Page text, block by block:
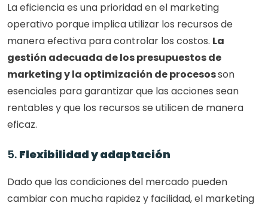
La eficiencia es una prioridad en el marketing
operativo porque implica utilizar los recursos de
manera efectiva para controlar los costos. La
gestión adecuada de los presupuestos de
marketing y la optimización de procesos son
esenciales para garantizar que las acciones sean
rentables y que los recursos se utilicen de manera
eficaz.
5. Flexibilidad y adaptación
Dado que las condiciones del mercado pueden
cambiar con mucha rapidez y facilidad, el marketing